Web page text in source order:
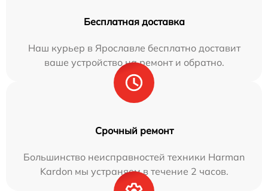
Бесплатная доставка
Наш курьер в Ярославле бесплатно доставит
ваше устройство на ремонт и обратно.
Срочный ремонт
Большинство неисправностей техники Harman
Kardon мы устраняем в течение 2 часов.